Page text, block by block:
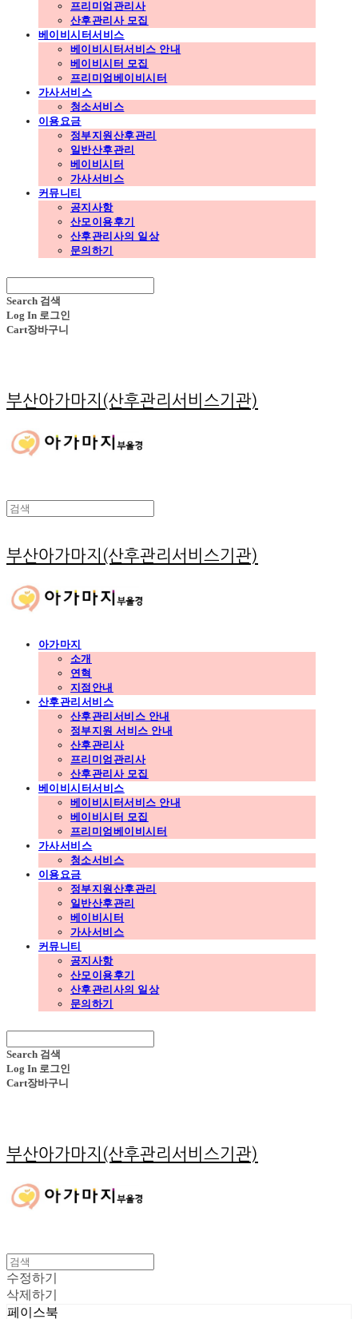
프리미엄관리사
산후관리사 모집
베이비시터서비스
베이비시터서비스 안내
베이비시터 모집
프리미엄베이비시터
가사서비스
청소서비스
이용요금
정부지원산후관리
일반산후관리
베이비시터
가사서비스
커뮤니티
공지사항
산모이용후기
산후관리사의 일상
문의하기
Search 검색
Log In 로그인
Cart장바구니
부산아가마지(산후관리서비스기관)
부산아가마지(산후관리서비스기관)
아가마지
소개
연혁
지점안내
산후관리서비스
산후관리서비스 안내
정부지원 서비스 안내
산후관리사
프리미엄관리사
산후관리사 모집
베이비시터서비스
베이비시터서비스 안내
베이비시터 모집
프리미엄베이비시터
가사서비스
청소서비스
이용요금
정부지원산후관리
일반산후관리
베이비시터
가사서비스
커뮤니티
공지사항
산모이용후기
산후관리사의 일상
문의하기
Search 검색
Log In 로그인
Cart장바구니
부산아가마지(산후관리서비스기관)
수정하기
삭제하기
페이스북